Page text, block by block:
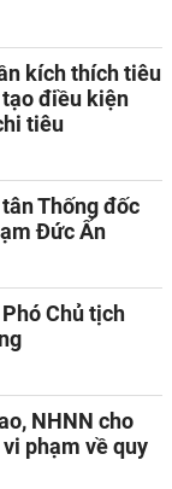
kích thích tiêu
tạo điều kiện
tiêu
Thống đốc
Đức Ấn
Chủ tịch
NHNN cho
phạm về quy